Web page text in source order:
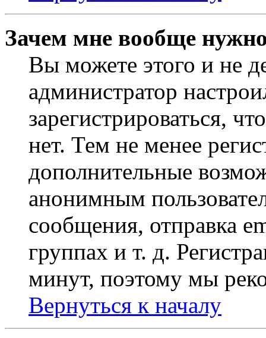
Зачем мне вообще
Вы можете этого и не
администратор
зарегистрироваться,
нет. Тем не менее
дополнительные
анонимным
сообщения, отправка
группах и т. д.
минут, поэтому мы
Вернуться к началу